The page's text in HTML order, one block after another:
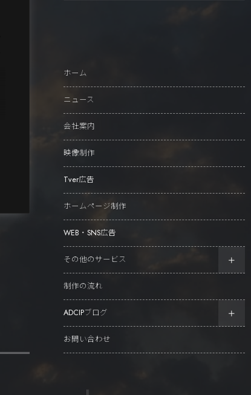
ホーム
ニュース
会社案内
映像制作
Tver広告
ホームページ制作
WEB・SNS広告
その他のサービス
制作の流れ
ADCIPブログ
お問い合わせ